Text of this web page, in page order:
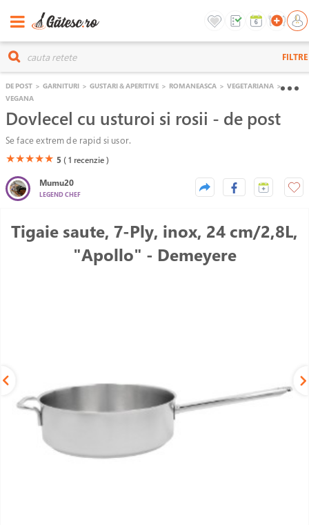
FILTRE
DE POST > GARNITURI > GUSTARI & APERITIVE > ROMANEASCA > VEGETARIANA >
VEGANA
Dovlecel cu usturoi si rosii - de post
Se face extrem de rapid si usor.
(*)
★(*)
★(*)
★(*)
★(*)
★ 5 ( 1 recenzie )
Mumu20
LEGEND CHEF
Tigaie saute, 7-Ply, inox, 24 cm/2,8L,
"Apollo" - Demeyere